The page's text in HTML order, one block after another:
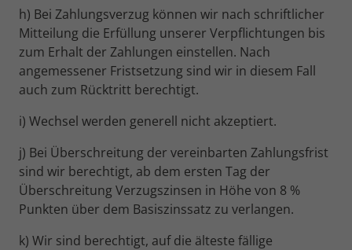
h) Bei Zahlungsverzug können wir nach schriftlicher
Mitteilung die Erfüllung unserer Verpflichtungen bis
zum Erhalt der Zahlungen einstellen. Nach
angemessener Fristsetzung sind wir in diesem Fall
auch zum Rücktritt berechtigt.
i) Wechsel werden generell nicht akzeptiert.
j) Bei Überschreitung der vereinbarten Zahlungsfrist
sind wir berechtigt, ab dem ersten Tag der
Überschreitung Verzugszinsen in Höhe von 8 %
Punkten über dem Basiszinssatz zu verlangen.
k) Wir sind berechtigt, auf die älteste fällige